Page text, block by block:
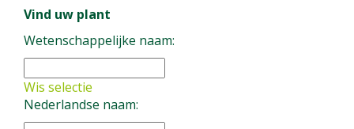
bertramAchillea ptarmica
bertramAchillea ptarmica 'The Pearl'
plant
Vind uw plant
Wetenschappelijke naam:
Wis selectie
Nederlandse naam: